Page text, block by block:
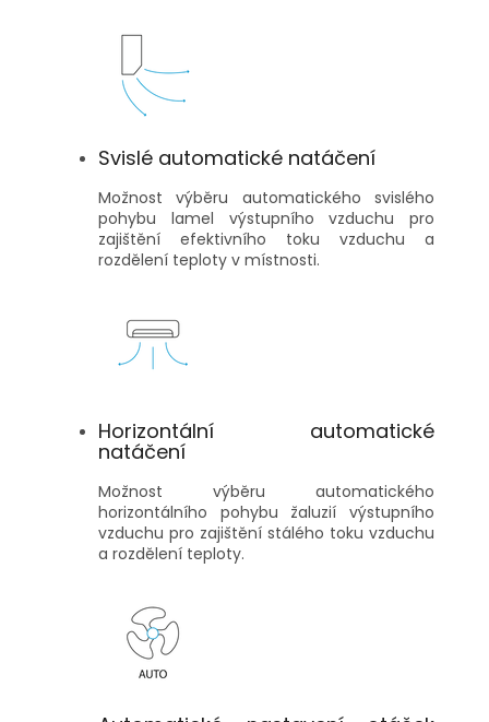
Svislé automatické natáčení
Možnost výběru automatického svislého
pohybu lamel výstupního vzduchu pro
zajištění efektivního toku vzduchu a
rozdělení teploty v místnosti.
Horizontální automatické
natáčení
Možnost výběru automatického
horizontálního pohybu žaluzií výstupního
vzduchu pro zajištění stálého toku vzduchu
a rozdělení teploty.